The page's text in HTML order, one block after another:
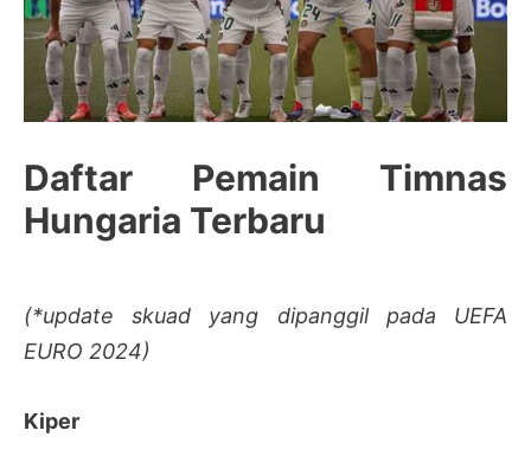
Daftar Pemain Timnas
Hungaria Terbaru
(*update skuad yang dipanggil pada UEFA
EURO 2024)
Kiper